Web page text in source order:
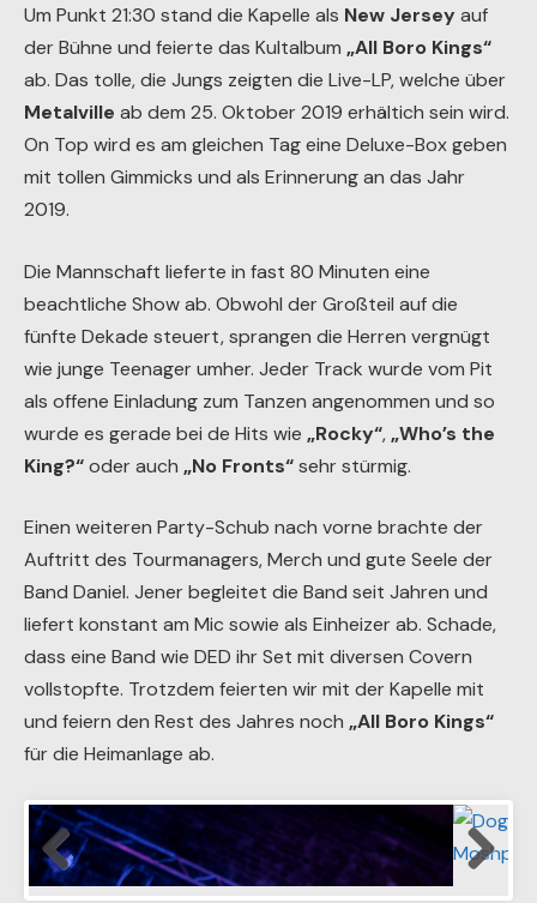
Um Punkt 21:30 stand die Kapelle als New Jersey auf
der Bühne und feierte das Kultalbum „All Boro Kings“
ab. Das tolle, die Jungs zeigten die Live-LP, welche über
Metalville ab dem 25. Oktober 2019 erhältich sein wird.
On Top wird es am gleichen Tag eine Deluxe-Box geben
mit tollen Gimmicks und als Erinnerung an das Jahr
2019.
Die Mannschaft lieferte in fast 80 Minuten eine
beachtliche Show ab. Obwohl der Großteil auf die
fünfte Dekade steuert, sprangen die Herren vergnügt
wie junge Teenager umher. Jeder Track wurde vom Pit
als offene Einladung zum Tanzen angenommen und so
wurde es gerade bei de Hits wie „Rocky“, „Who’s the
King?“oder auch „No Fronts“sehr stürmig.
Einen weiteren Party-Schub nach vorne brachte der
Auftritt des Tourmanagers, Merch und gute Seele der
Band Daniel. Jener begleitet die Band seit Jahren und
liefert konstant am Mic sowie als Einheizer ab. Schade,
dass eine Band wie DED ihr Set mit diversen Covern
vollstopfte. Trotzdem feierten wir mit der Kapelle mit
und feiern den Rest des Jahres noch „All Boro Kings“
für die Heimanlage ab.